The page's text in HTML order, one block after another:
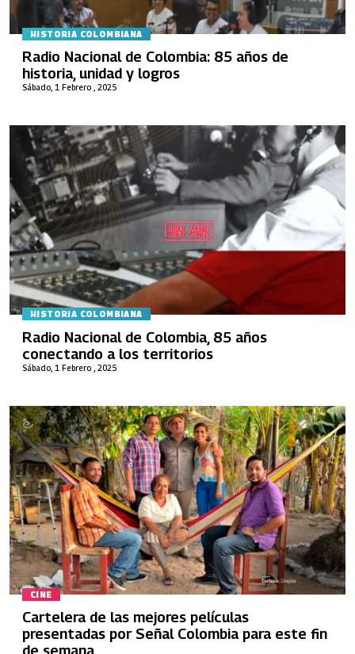
HISTORIA COLOMBIANA
Sábado, 1 Febrero , 2025
Radio Nacional de Colombia: 85 años de
historia, unidad y logros
HISTORIA COLOMBIANA
Sábado, 1 Febrero , 2025
Radio Nacional de Colombia, 85 años
conectando a los territorios
CINE
Cartelera de las mejores películas
presentadas por Señal Colombia para este fin
de semana